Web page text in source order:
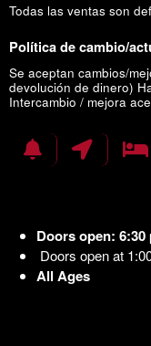
Todas las ventas son
Política de cambio/
Se aceptan cambios/
devolución de dinero)
Intercambio / mejora
Doors open:
Doors open at
All Ages